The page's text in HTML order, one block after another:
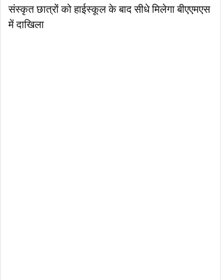
संस्कृत छात्रों को हाईस्कूल के बाद सीधे मिलेगा बीएएमएस
में दाखिला